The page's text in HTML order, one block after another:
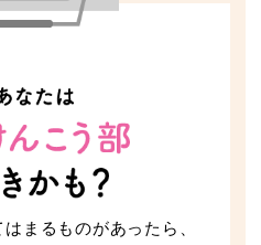
まるものがあったら、